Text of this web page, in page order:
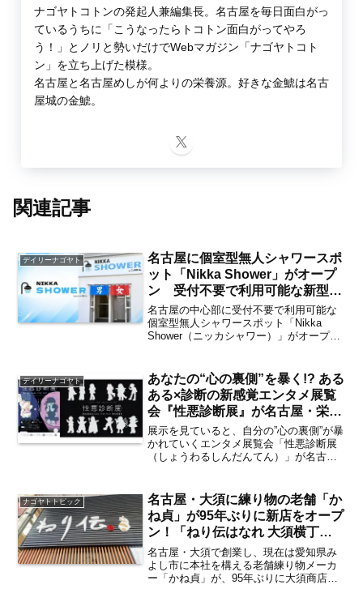
ナゴヤトコトンの発起人兼編集長。名古屋を毎日面白がっ
ているうちに「こうなったらトコトン面白がってやろ
う！」とノリと勢いだけでWebマガジン「ナゴヤトコト
ン」を立ち上げた模様。
名古屋と名古屋めしが何よりの栄養源。好きな金鯱は名古
屋城の金鯱。
関連記事
デイリーナゴヤト
名古屋に個室型無人シャワースポ
ット「Nikka Shower」がオープ
ン 受付不要で利用可能な新型シ
ャワースポットの利用方法は？
【矢場町・丸田町】
名古屋の中心部に受付不要で利用可能な
個室型無人シャワースポット「Nikka
Shower（ニッカシャワー）」がオープ
ッカホームの新たなチャレンジとなる新
サービスが登場しま...
デイリーナゴヤト
あなたの“心の裏側”を暴く!? ある
ある×診断の新感覚エンタメ展覧
会『性悪診断展』が名古屋・栄で
開催決定 見どころは？【栄】
展示を見ていると、自分の”心の裏側”が暴
かれていくエンタメ展覧会「性悪診断展
（しょうわるしんだんてん）」が名古
るある」の展示を楽しみながら、独自の
AI診断システムで「性...
ナゴヤトトピック
名古屋・大須に練り物の老舗「か
ね貞」が95年ぶりに新店をオープ
ン！「ねり伝はなれ 大須横丁
店」が2026年8月8日に、新業態
のホットドッグ専門店「GABU
DOGS」が8月11日にそれぞれオ
名古屋・大須で創業し、現在は愛知県み
よし市に本社を構える老舗練り物メーカ
ー「かね貞」が、95年ぶりに大須商店街